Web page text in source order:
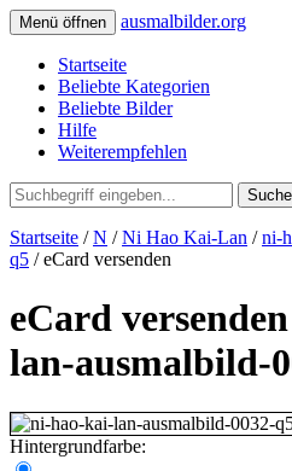
Menü öffnen ausmalbilder.org
Startseite
Beliebte Kategorien
Beliebte Bilder
Hilfe
Weiterempfehlen
Startseite /N /Ni Hao Kai-Lan /ni-
q5 / eCard versenden
eCard
lan-ausmalbild-
Hintergrundfarbe: